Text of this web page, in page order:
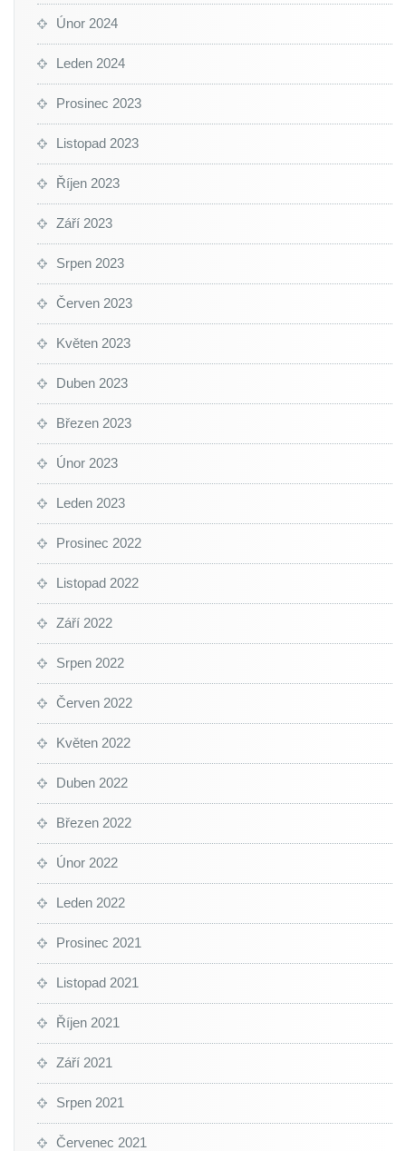
Únor 2024
Leden 2024
Prosinec 2023
Listopad 2023
Říjen 2023
Září 2023
Srpen 2023
Červen 2023
Květen 2023
Duben 2023
Březen 2023
Únor 2023
Leden 2023
Prosinec 2022
Listopad 2022
Září 2022
Srpen 2022
Červen 2022
Květen 2022
Duben 2022
Březen 2022
Únor 2022
Leden 2022
Prosinec 2021
Listopad 2021
Říjen 2021
Září 2021
Srpen 2021
Červenec 2021